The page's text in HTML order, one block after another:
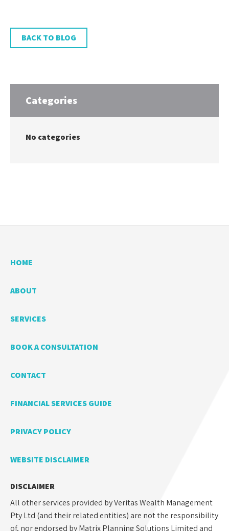
BACK TO BLOG
Categories
No categories
HOME
ABOUT
SERVICES
BOOK A CONSULTATION
CONTACT
FINANCIAL SERVICES GUIDE
PRIVACY POLICY
WEBSITE DISCLAIMER
DISCLAIMER
All other services provided by Veritas Wealth Management
Pty Ltd (and their related entities) are not the responsibility
of, nor endorsed by Matrix Planning Solutions Limited and